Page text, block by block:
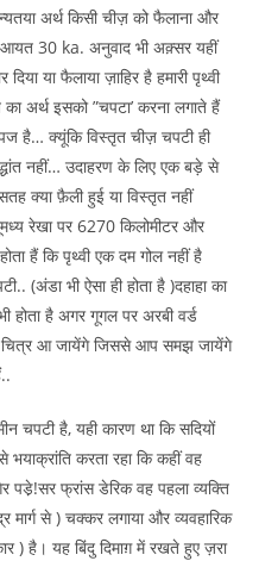
अर्थ किसी चीज़ को फैलाना और
आयत 30 ka. अनुवाद भी अक़्सर यहीं
या फैलाया ज़ाहिर है हमारी पृथ्वी
अर्थ इसको ”चपटा’ करना लगाते हैं
है… क्यूंकि विस्तृत चीज़ चपटी ही
नहीं… उदाहरण के लिए एक बड़े से
क्या फ़ैली हुई या विस्तृत नहीं
रेखा पर 6270 किलोमीटर और
हैं कि पृथ्वी एक दम गोल नहीं है
(अंडा भी ऐसा ही होता है )दहाहा का
होता है अगर गूगल पर अरबी वर्ड
चपटी है, यही कारण था कि सदियों
करता रहा कि कहीं वह
पडे़!सर फ्रांस डेरिक वह पहला व्यक्ति
मार्ग से ) चक्कर लगाया और व्यवहारिक
) है। यह बिंदु दिमाग़ में रखते हुए ज़रा